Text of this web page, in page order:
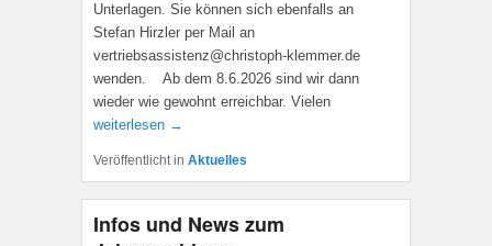
Unterlagen. Sie können sich ebenfalls an
Stefan Hirzler per Mail an
vertriebsassistenz@christoph-klemmer.de
wenden. Ab dem 8.6.2026 sind wir dann
wieder wie gewohnt erreichbar. Vielen
weiterlesen →
Veröffentlicht in Aktuelles
Infos und News zum